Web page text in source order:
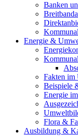
Banken
Energie &
Fakten im
Beispiele
Energie
Flora &
Ausbildung &